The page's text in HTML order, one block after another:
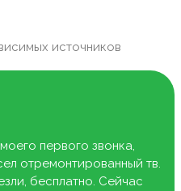
источников
первого звонка,
отремонтированный тв.
бесплатно. Сейчас